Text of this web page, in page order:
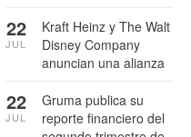
Kraft Heinz y The Walt
Disney Company
anuncian una alianza
22
JUL
Gruma publica su
reporte financiero del
22
JUL